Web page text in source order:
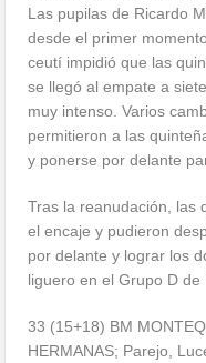
Las pupilas de Ricardo
desde el primer
ceutí impidió que las
se llegó al empate a
muy intenso. Varios
permitieron a las
y ponerse por delante
Tras la reanudación, las
el encaje y pudieron
por delante y lograr los
liguero en el Grupo D de
33 (15+18) BM
HERMANAS; Parejo,